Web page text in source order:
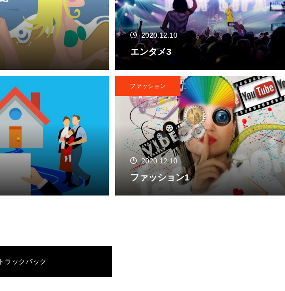
2020.12.10
エンタメ3
ファッション
2020.12.10
ファッション1
ラックバック